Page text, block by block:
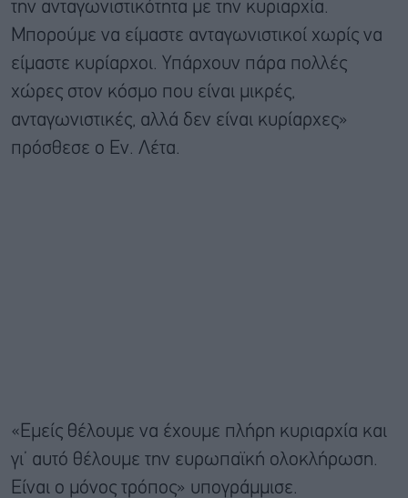
την ανταγωνιστικότητα με την κυριαρχία.
Μπορούμε να είμαστε ανταγωνιστικοί χωρίς να
είμαστε κυρίαρχοι. Υπάρχουν πάρα πολλές
χώρες στον κόσμο που είναι μικρές,
ανταγωνιστικές, αλλά δεν είναι κυρίαρχες»
πρόσθεσε ο Εν. Λέτα.
«Εμείς θέλουμε να έχουμε πλήρη κυριαρχία και
γι’ αυτό θέλουμε την ευρωπαϊκή ολοκλήρωση.
Είναι ο μόνος τρόπος» υπογράμμισε.